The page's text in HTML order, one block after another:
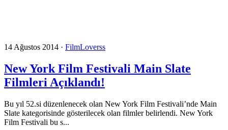
14 Ağustos 2014 · FilmLoverss
New York Film Festivali Main Slate
Filmleri Açıklandı!
Bu yıl 52.si düzenlenecek olan New York Film Festivali’nde Main
Slate kategorisinde gösterilecek olan filmler belirlendi. New York
Film Festivali bu s...